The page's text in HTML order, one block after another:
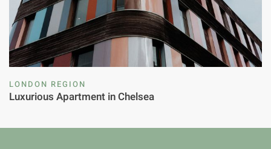
LONDON REGION
Luxurious Apartment in Chelsea